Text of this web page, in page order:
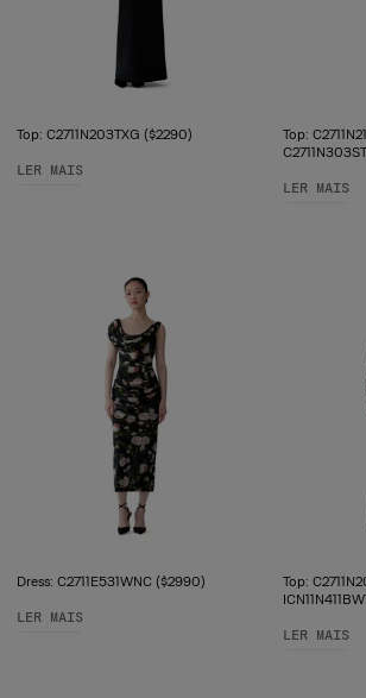
Top: C2711N203TXG ($2290)
LER MAIS
Top:
LER MAIS
Dress: C2711E531WNC ($2990)
LER MAIS
Top:
LER MAIS